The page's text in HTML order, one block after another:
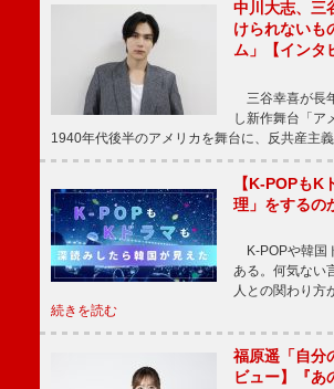
中川大志、三
けられないも
ム」【インタ
三谷幸喜が長
し新作舞台「ア
1940年代後半のアメリカを舞台に、反共産主
【K-POPも
理」をするの
K-POPや韓国
ある。何気ない
人との関わり方
続きを読む
福原遥「自分
ビュー】『あ